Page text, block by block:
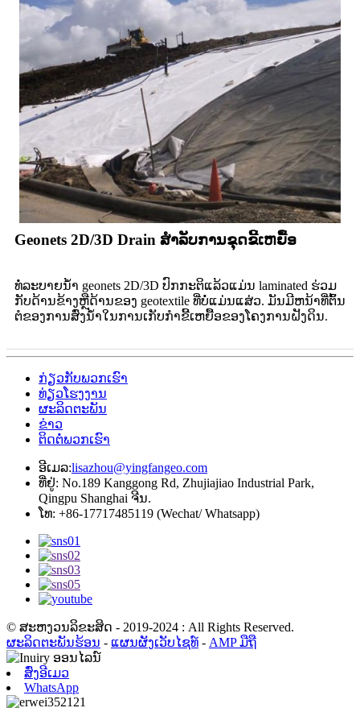
Geonets 2D/3D Drain ສໍາລັບການຂຸດຂີ້ເຫຍື້ອ
ທໍ່ລະບາຍນ້ຳ geonets 2D/3D ປົກກະຕິແລ້ວແມ່ນ laminated ຮ່ວມ
ກັບດ້ານຂ້າງຫຼືດ້ານຂອງ geotextile ທີ່ບໍ່ແມ່ນແສ່ວ. ມັນ​ມີ​ຫນ້າ​ທີ່​ຕົ້ນ​
ຕໍ​ຂອງ​ການ​ສົ່ງ​ນ​້​ໍ​າ​ໃນ​ການ​ເກັບ​ກໍາ​ຂີ້​ເຫຍື້ອ​ຂອງ​ໂຄງ​ການ​ຝັງ​ດິນ​.
ກ່ຽວກັບພວກເຮົາ
ທ່ຽວໂຮງງານ
ຜະລິດຕະພັນ
ຂ່າວ
ຕິດຕໍ່ພວກເຮົາ
ອີເມລ:lisazhou@yingfangeo.com
ທີ່ຢູ່: No.189 Kanggong Rd, Zhujiajiao Industrial Park,
Qingpu Shanghai ຈີນ.
ໂທ: +86-17717485119 (Wechat/ Whatsapp)
© ສະຫງວນລິຂະສິດ - 2019-2024 : All Rights Reserved.
ຜະລິດຕະພັນຮ້ອນ - ແຜນຜັງເວັບໄຊທ໌ - AMP ມືຖື
ສົ່ງອີເມວ
WhatsApp